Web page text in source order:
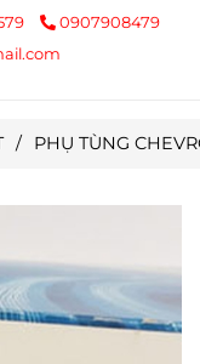
0907908479
/ PHỤ TÙNG